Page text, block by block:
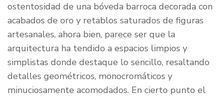
ostentosidad de una bóveda barroca decorada con
acabados de oro y retablos saturados de figuras
artesanales, ahora bien, parece ser que la
arquitectura ha tendido a espacios limpios y
simplistas donde destaque lo sencillo, resaltando
detalles geométricos, monocromáticos y
minuciosamente acomodados. En cierto punto el